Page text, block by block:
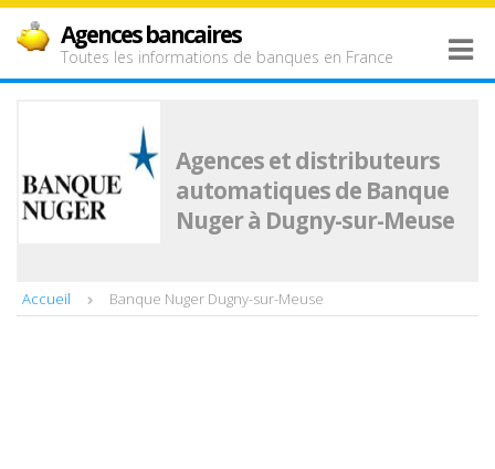
Agences bancaires
Toutes les informations de banques en France
Agences et distributeurs
automatiques de Banque
Nuger à Dugny-sur-Meuse
Accueil Banque Nuger Dugny-sur-Meuse